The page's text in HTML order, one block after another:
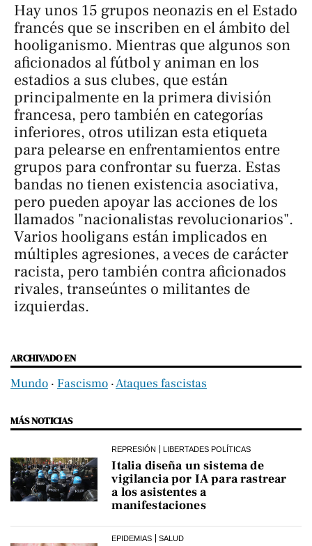
Hay unos 15 grupos neonazis en el Estado
francés que se inscriben en el ámbito del
hooliganismo. Mientras que algunos son
aficionados al fútbol y animan en los
estadios a sus clubes, que están
principalmente en la primera división
francesa, pero también en categorías
inferiores, otros utilizan esta etiqueta
para pelearse en enfrentamientos entre
grupos para confrontar su fuerza. Estas
bandas no tienen existencia asociativa,
pero pueden apoyar las acciones de los
llamados "nacionalistas revolucionarios".
Varios hooligans están implicados en
múltiples agresiones, a veces de carácter
racista, pero también contra aficionados
rivales, transeúntes o militantes de
izquierdas.
ARCHIVADO EN
Mundo ‧ Fascismo ‧Ataques fascistas
MÁS NOTICIAS
REPRESIÓN LIBERTADES POLÍTICAS
Italia diseña un sistema de
vigilancia por IA para rastrear
a los asistentes a
manifestaciones
EPIDEMIAS SALUD